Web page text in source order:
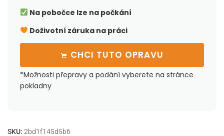
Na pobočce lze na počkání
Doživotní záruka na práci
CHCI TUTO OPRAVU
*Možnosti přepravy a podání vyberete na stránce
pokladny
SKU: 2bd1f145d5b6